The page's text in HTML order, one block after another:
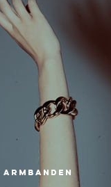
ARMBANDEN